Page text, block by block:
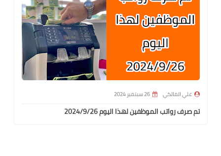
علي المالكي 26 سبتمبر 2024
تم صرف رواتب الموظفين لهذا اليوم 2024/9/26